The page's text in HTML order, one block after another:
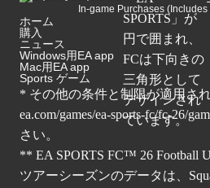
In-game Purchases
ホーム
購入
ニュース
Windows用EA app
Mac用EA app
Sports ゲーム
* その他の条件と制限が適用さ
ea.com/games/ea-sports-fc/fc-26/
さい。
** EA SPORTS FC™ 26 Football
ツアーシーズンのデータは、